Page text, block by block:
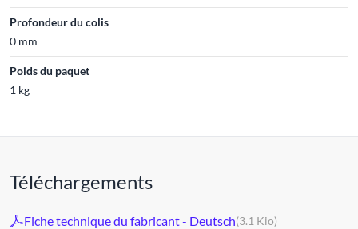
Profondeur du colis
0 mm
Poids du paquet
1 kg
Téléchargements
Fiche technique du fabricant - Deutsch(3.1 Kio)